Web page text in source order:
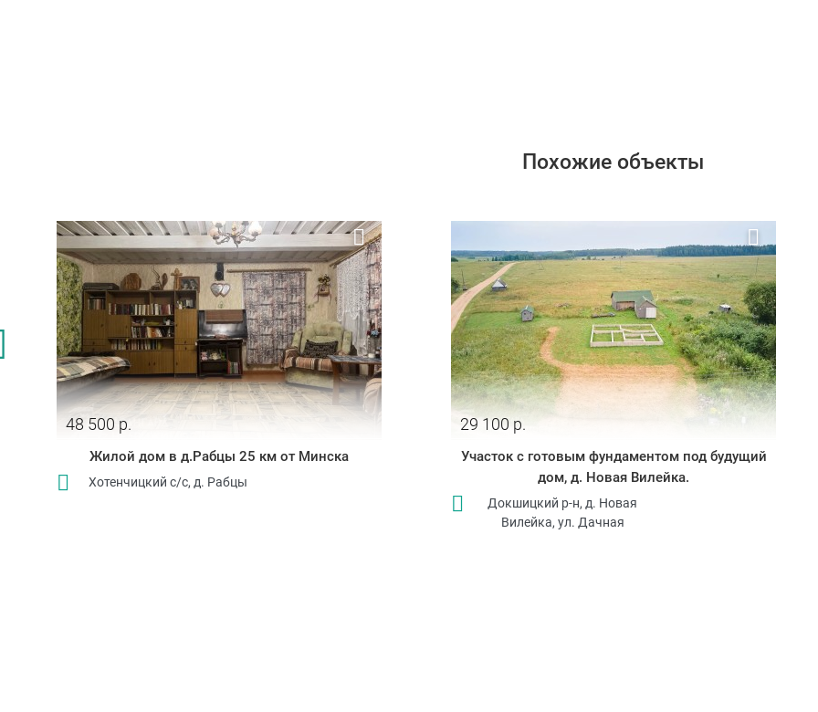
Похожие объекты
48 500 р.
Жилой дом в д.Рабцы 25 км от Минска
Хотенчицкий с/с, д. Рабцы
29 100 р.
Участок с готовым фундаментом под будущий
дом, д. Новая Вилейка.
Докшицкий р-н, д. Новая
Вилейка, ул. Дачная